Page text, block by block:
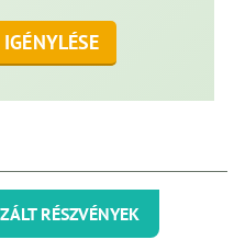
RÉSZVÉNYEK